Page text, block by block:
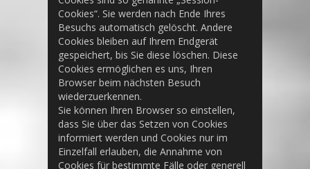
Cookies“. Sie werden nach Ende Ihres
Besuchs automatisch gelöscht. Andere
Cookies bleiben auf Ihrem Endgerät
gespeichert, bis Sie diese löschen. Diese
Cookies ermöglichen es uns, Ihren
Browser beim nächsten Besuch
wiederzuerkennen.
Sie können Ihren Browser so einstellen,
dass Sie über das Setzen von Cookies
informiert werden und Cookies nur im
Einzelfall erlauben, die Annahme von
Cookies für bestimmte Fälle oder generell